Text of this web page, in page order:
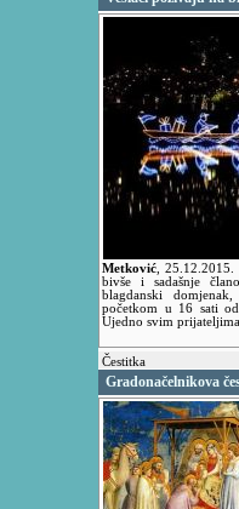
Metković 25.12.2015.
bivše i sadašnje
blagdanski
početkom u 16 sati
Ujedno svim
Čestitka
Gradonačelnikova